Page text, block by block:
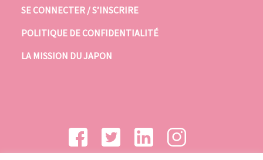
SE CONNECTER / S’INSCRIRE
POLITIQUE DE CONFIDENTIALITÉ
LA MISSION DU JAPON